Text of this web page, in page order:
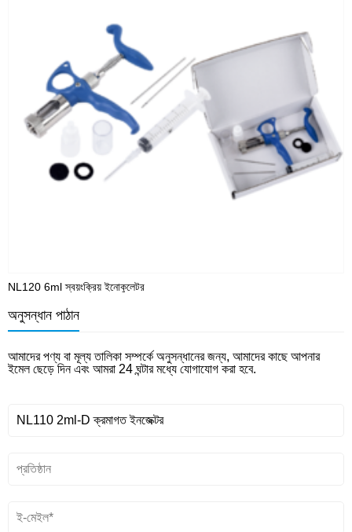
NL120 6ml স্বয়ংক্রিয় ইনোকুলেটর
অনুসন্ধান পাঠান
আমাদের পণ্য বা মূল্য তালিকা সম্পর্কে অনুসন্ধানের জন্য, আমাদের কাছে আপনার
ইমেল ছেড়ে দিন এবং আমরা 24 ঘন্টার মধ্যে যোগাযোগ করা হবে.